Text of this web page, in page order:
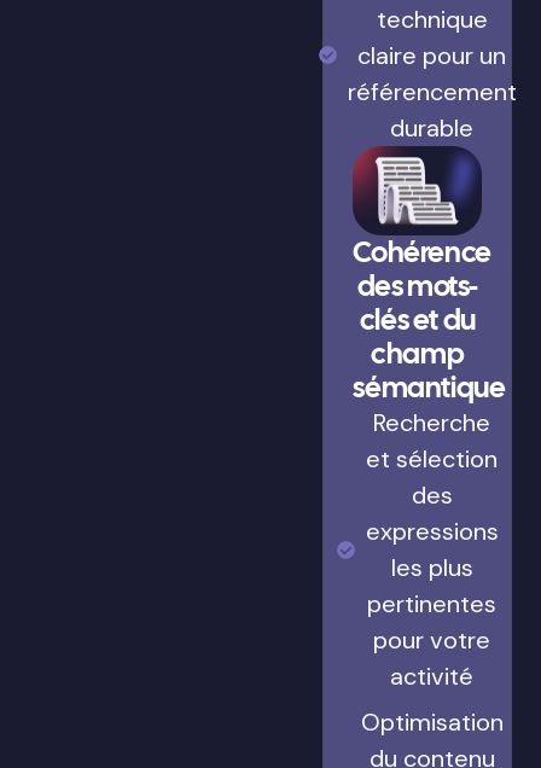
technique
claire pour un
référencement
durable
Cohérence
des mots-
clés et du
champ
sémantique
Recherche
et sélection
des
expressions
les plus
pertinentes
pour votre
activité
Optimisation
du contenu